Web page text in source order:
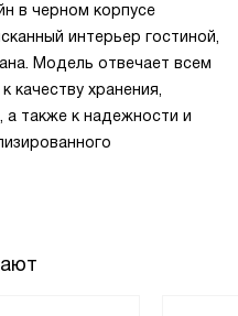
в черном корпусе
интерьер гостиной,
Модель отвечает всем
хранения,
а также к надежности и